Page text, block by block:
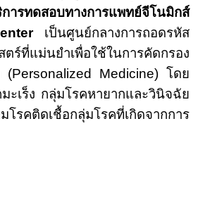
ารทดสอบทางการแพทย์จีโนมิกส์
เป็นศูนย์กลางการถอดรหัส
แม่นยำเพื่อใช้ในการคัดกรอง
(Personalized Medicine) โดย
เร็ง กลุ่มโรคหายากและวินิจฉัย
รคติดเชื้อกลุ่มโรคที่เกิดจากการ